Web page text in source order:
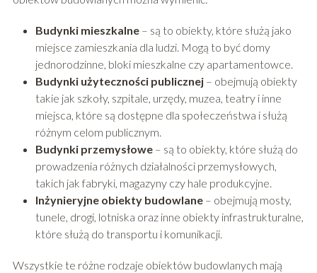
Budynki mieszkalne– są to obiekty, które służą jako
miejsce zamieszkania dla ludzi. Mogą to być domy
jednorodzinne, bloki mieszkalne czy apartamentowce.
Budynki użyteczności publicznej– obejmują obiekty
takie jak szkoły, szpitale, urzędy, muzea, teatry i inne
miejsca, które są dostępne dla społeczeństwa i służą
różnym celom publicznym.
Budynki przemysłowe– są to obiekty, które służą do
prowadzenia różnych działalności przemysłowych,
takich jak fabryki, magazyny czy hale produkcyjne.
Inżynieryjne obiekty budowlane– obejmują mosty,
tunele, drogi, lotniska oraz inne obiekty infrastrukturalne,
które służą do transportu i komunikacji.
Wszystkie te różne rodzaje obiektów budowlanych mają